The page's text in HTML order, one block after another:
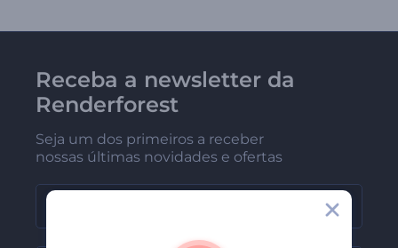
Receba a newsletter da
Renderforest
Seja um dos primeiros a receber
nossas últimas novidades e ofertas